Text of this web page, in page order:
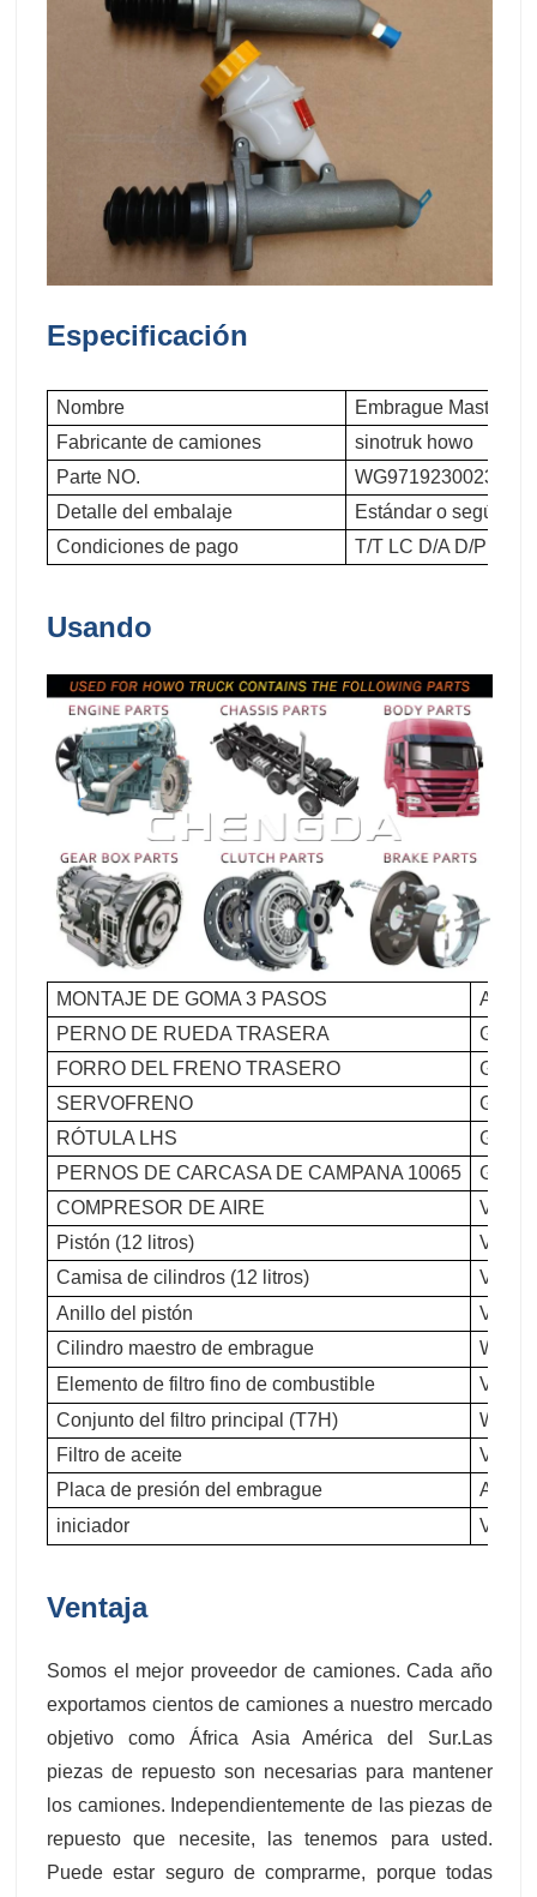
Especificación
Nombre
Embrague Master
Fabricante de camiones
sinotruk howo
Parte NO.
WG9719230023/1
Detalle del embalaje
Estándar o según
Condiciones de pago
T/T LC D/A D/P
Usando
MONTAJE DE GOMA 3 PASOS
AZ
PERNO DE RUEDA TRASERA
GT
FORRO DEL FRENO TRASERO
GT
SERVOFRENO
GT
RÓTULA LHS
GT
PERNOS DE CARCASA DE CAMPANA 10065
GT
COMPRESOR DE AIRE
VG
Pistón (12 litros)
Camisa de cilindros (12 litros)
Anillo del pistón
Cilindro maestro de embrague
Elemento de filtro fino de combustible
Conjunto del filtro principal (T7H)
Filtro de aceite
Placa de presión del embrague
iniciador
Ventaja
Somos el mejor proveedor de camiones. Cada año
exportamos cientos de camiones a nuestro mercado
objetivo como África Asia América del Sur.Las
piezas de repuesto son necesarias para mantener
los camiones. Independientemente de las piezas de
repuesto que necesite, las tenemos para usted.
Puede estar seguro de comprarme, porque todas